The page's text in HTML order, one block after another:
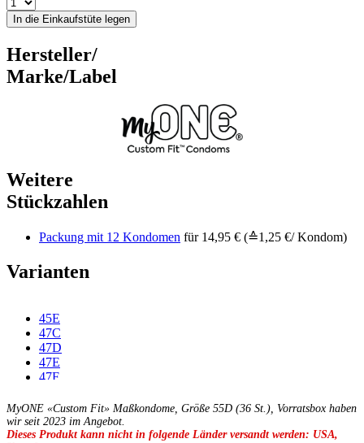
In die Einkaufstüte legen
Hersteller/
Marke/Label
Weitere
Stückzahlen
Packung mit 12 Kondomen für 14,95 € (≙1,25 €/ Kondom)
Varianten
45E
47C
47D
47E
47F
49D
49E
49F
MyONE «Custom Fit» Maßkondome, Größe 55D (36 St.), Vorratsbox haben
wir seit 2023 im Angebot.
Dieses Produkt kann nicht in folgende Länder versandt werden: USA,